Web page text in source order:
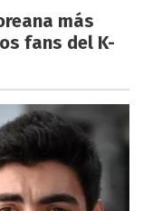
más
fans del K-